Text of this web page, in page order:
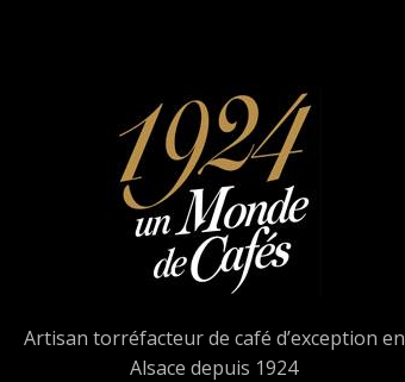
Artisan torréfacteur de café d’exception en
Alsace depuis 1924